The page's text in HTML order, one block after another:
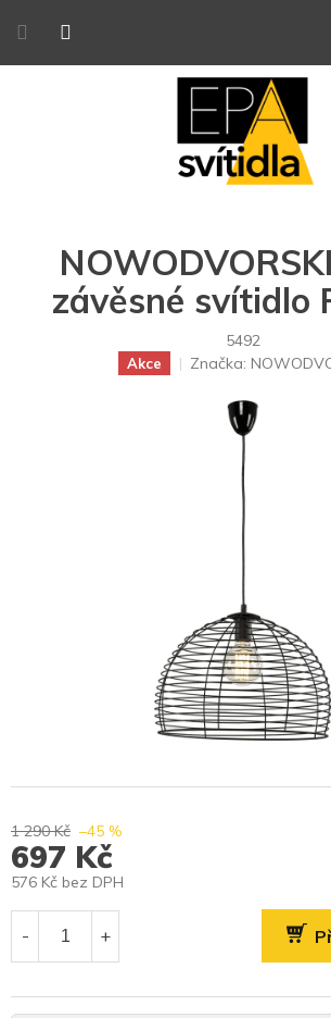
závěsné svítidlo
5492
Akce Značka:
1 290 Kč –45 %
697 Kč
576 Kč bez DPH